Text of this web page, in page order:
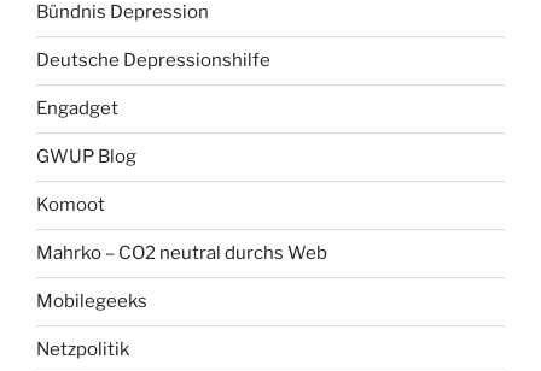
Bündnis Depression
Deutsche Depressionshilfe
Engadget
GWUP Blog
Komoot
Mahrko – CO2 neutral durchs Web
Mobilegeeks
Netzpolitik